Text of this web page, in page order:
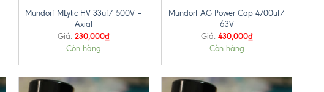
Mundorf MLytic HV 33uf/ 500V –
Axial
Giá: 230,000₫
Còn hàng
Mundorf AG Power Cap 4700uf/
63V
Giá: 430,000₫
Còn hàng